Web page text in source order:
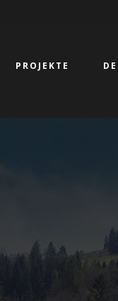
PROJEKTE